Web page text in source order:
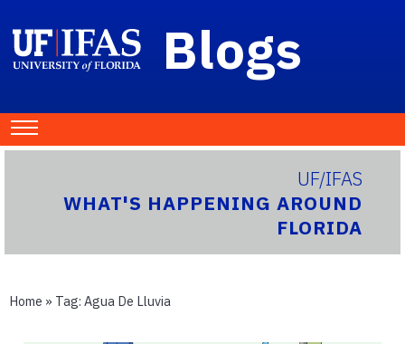
Blogs
UF/IFAS
WHAT'S HAPPENING AROUND
FLORIDA
Home » Tag: Agua De Lluvia